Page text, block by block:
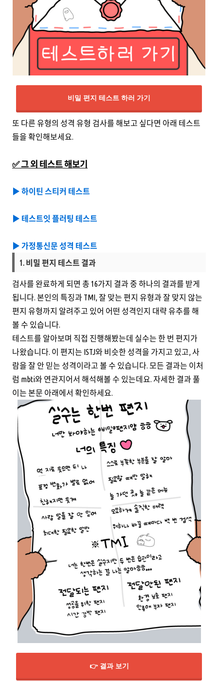
비밀 편지 테스트 하러 가기
또 다른 유형의 성격 유형 검사를 해보고 싶다면 아래 테스트
들을 확인해보세요.
✅ 그 외 테스트 해보기
▶️ 하이틴 스티커 테스트
▶️ 테스트잇 플러팅 테스트
▶️ 가정통신문 성격 테스트
1. 비밀 편지 테스트 결과
검사를 완료하게 되면 총 16가지 결과 중 하나의 결과를 받게
됩니다. 본인의 특징과 TMI, 잘 맞는 편지 유형과 잘 맞지 않는
편지 유형까지 알려주고 있어 어떤 성격인지 대략 유추를 해
볼 수 있습니다.
테스트를 알아보며 직접 진행해봤는데 실수는 한 번 편지가
나왔습니다. 이 편지는 ISTJ와 비슷한 성격을 가지고 있고, 사
람을 잘 안 믿는 성격이라고 볼 수 있습니다. 모든 결과는 이처
럼 mbti와 연관지어서 해석해볼 수 있는데요. 자세한 결과 풀
이는 본문 아래에서 확인하세요.
👉 결과 보기